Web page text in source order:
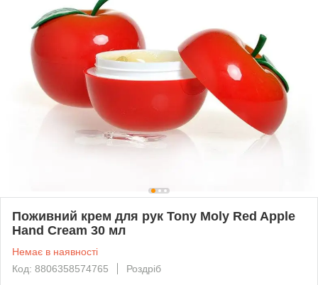
Поживний крем для рук Tony Moly Red Apple
Hand Cream 30 мл
Немає в наявності
Код: 8806358574765
Роздріб